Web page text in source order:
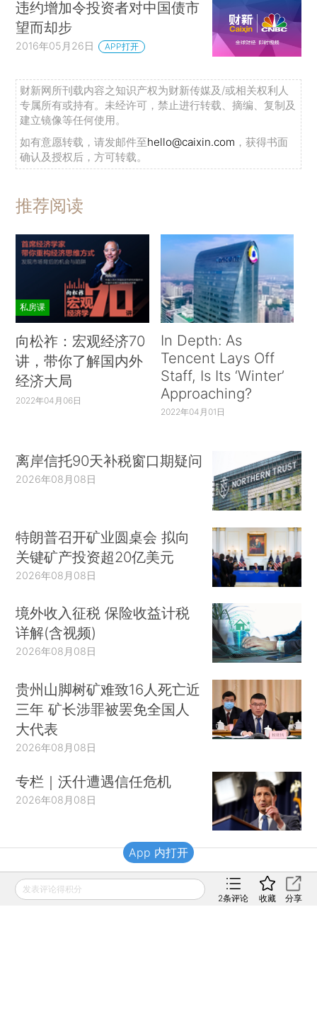
违约增加令投资者对中国债市
望而却步
2016年05月26日 APP打开
财新网所刊载内容之知识产权为财新传媒及/或相关权利人
专属所有或持有。未经许可，禁止进行转载、摘编、复制及
建立镜像等任何使用。
如有意愿转载，请发邮件至hello@caixin.com ，获得书面
确认及授权后，方可转载。
推荐阅读
私房课
向松祚：宏观经济70
讲，带你了解国内外
经济大局
2022年04月06日
In Depth: As
Tencent Lays Off
Staff, Is Its ‘Winter’
Approaching?
2022年04月01日
离岸信托90天补税窗口期疑问
2026年08月08日
特朗普召开矿业圆桌会 拟向
关键矿产投资超20亿美元
2026年08月08日
境外收入征税 保险收益计税
详解(含视频)
2026年08月08日
贵州山脚树矿难致16人死亡近
三年 矿长涉罪被罢免全国人
大代表
2026年08月08日
专栏｜沃什遭遇信任危机
2026年08月08日
财新移动
发表评论得积分
2条评论 收藏 分享
App 内打开